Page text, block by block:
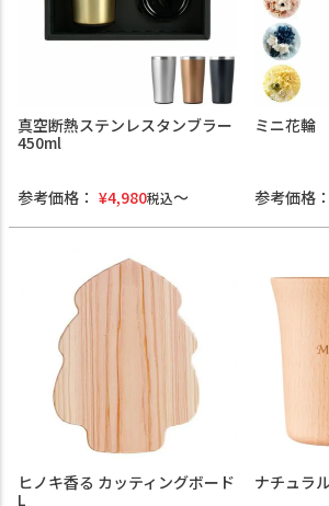
真空断熱ステンレスタンブラー
450ml
参考価格： ¥4,980税込
ミニ花輪
参考価格：
ヒノキ香る カッティングボード
L
ナチュラ